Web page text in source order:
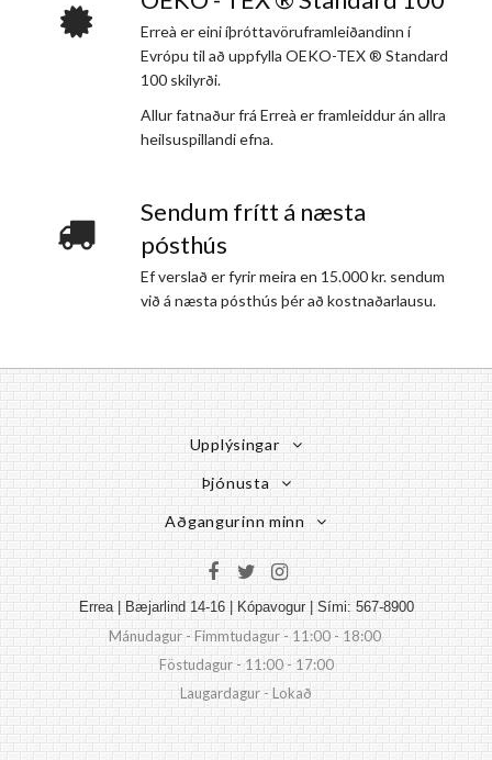
Erreà er eini íþróttavöruframleiðandinn í
Evrópu til að uppfylla OEKO-TEX ® Standard
100 skilyrði.
Allur fatnaður frá Erreà er framleiddur án allra
heilsuspillandi efna.
Sendum frítt á næsta
pósthús
Ef verslað er fyrir meira en 15.000 kr. sendum
við á næsta pósthús þér að kostnaðarlausu.
Upplýsingar
Þjónusta
Aðgangurinn minn
Errea | Bæjarlind 14-16 | Kópavogur | Sími: 567-8900
Mánudagur - Fimmtudagur - 11:00 - 18:00
Föstudagur - 11:00 - 17:00
Laugardagur - Lokað